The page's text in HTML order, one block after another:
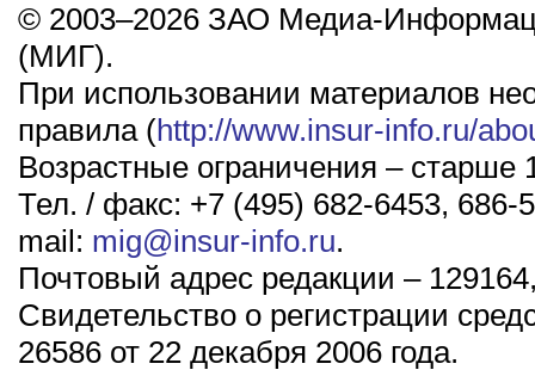
© 2003–2026 ЗАО Медиа-
(МИГ).
При использовании материалов
правила (http://www.insur-info.ru/
Возрастные ограничения – старше
Тел. / факс: +7 (495) 682-6453, 686-
mail: mig@insur-info.ru.
Почтовый адрес редакции –
Свидетельство о регистрации
26586 от 22 декабря 2006 года.